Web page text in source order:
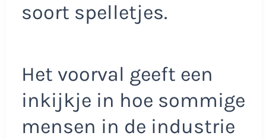
soort spelletjes.
Het voorval geeft een
inkijkje in hoe sommige
mensen in de industrie